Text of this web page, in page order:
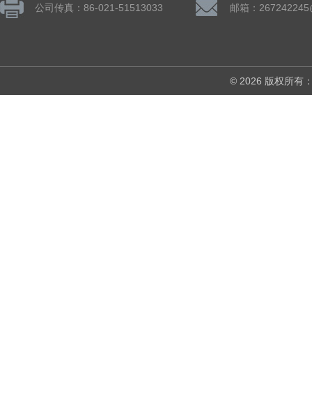
公司传真：86-021-51513033 邮箱：
© 2026 版权所有